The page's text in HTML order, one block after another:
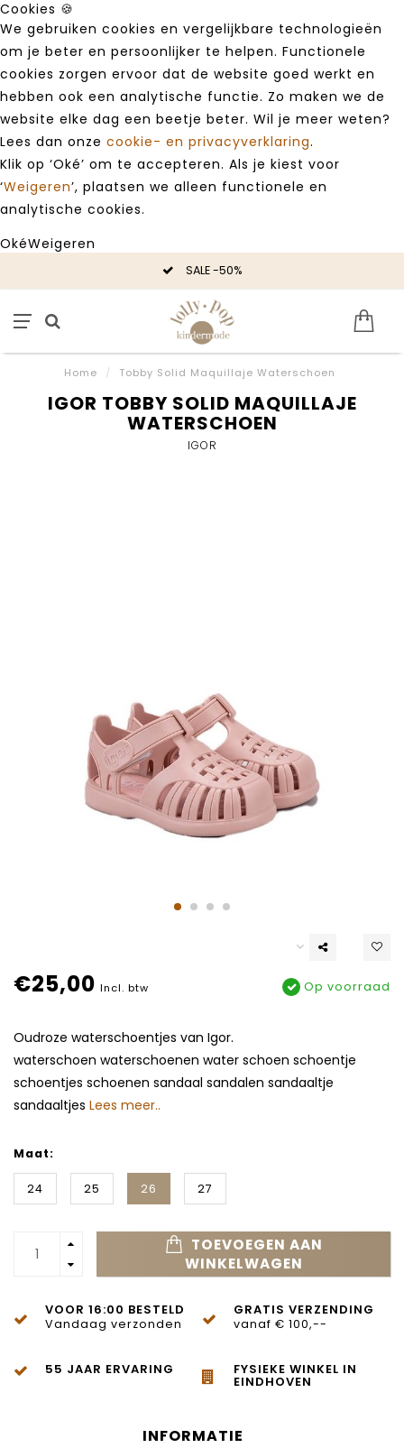
Cookies 🍪
We gebruiken cookies en vergelijkbare technologieën
om je beter en persoonlijker te helpen. Functionele
cookies zorgen ervoor dat de website goed werkt en
hebben ook een analytische functie. Zo maken we de
website elke dag een beetje beter. Wil je meer weten?
Lees dan onze cookie- en privacyverklaring.
Klik op ‘Oké’ om te accepteren. Als je kiest voor
‘Weigeren’, plaatsen we alleen functionele en
analytische cookies.
OkéWeigeren
SALE -50%
Home / Tobby Solid Maquillaje Waterschoen
IGOR TOBBY SOLID MAQUILLAJE
WATERSCHOEN
IGOR
€25,00 Incl. btw Op voorraad
Oudroze waterschoentjes van Igor.
waterschoen waterschoenen water schoen schoentje
schoentjes schoenen sandaal sandalen sandaaltje
sandaaltjes Lees meer..
Maat:
24 25 26 27
TOEVOEGEN AAN
WINKELWAGEN
VOOR 16:00 BESTELD
Vandaag verzonden
GRATIS VERZENDING
vanaf € 100,--
55 JAAR ERVARING FYSIEKE WINKEL IN
EINDHOVEN
INFORMATIE